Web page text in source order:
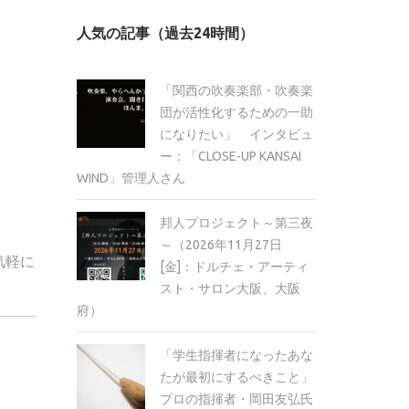
軽に
イ
人気の記事（過去24時間）
「関西の吹奏楽部・吹奏楽
団が活性化するための一助
になりたい」 インタビュ
ー：「CLOSE-UP KANSAI
WIND」管理人さん
邦人プロジェクト～第三夜
～（2026年11月27日
[金]：ドルチェ・アーティ
スト・サロン大阪、大阪
府）
「学生指揮者になったあな
たが最初にするべきこと」
プロの指揮者・岡田友弘氏